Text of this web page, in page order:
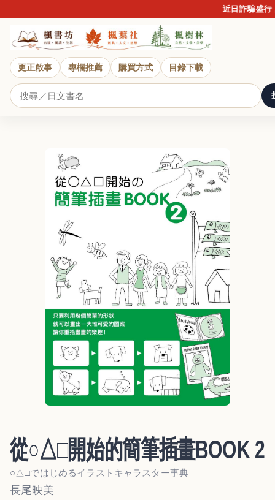
近日詐騙盛行
更正啟事 專欄推薦 購買方式 目錄下載
從○△□開始的簡筆插畫BOOK 2
○△□ではじめるイラストキャラスター事典
長尾映美